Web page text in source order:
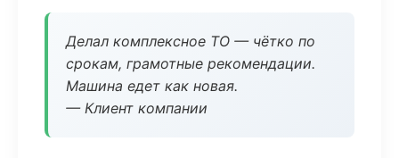
Делал комплексное ТО — чётко по
срокам, грамотные рекомендации.
Машина едет как новая.
— Клиент компании